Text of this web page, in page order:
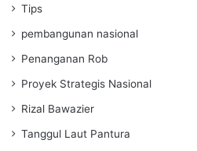
Tips
pembangunan nasional
Penanganan Rob
Proyek Strategis Nasional
Rizal Bawazier
Tanggul Laut Pantura